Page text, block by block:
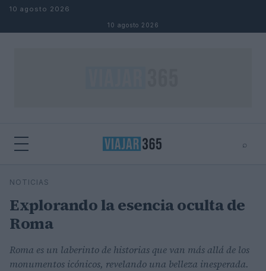
Saltar al contenido
10 agosto 2026
10 agosto 2026
⌕
Buscar
NOTICIAS
Explorando la esencia oculta de
Roma
Roma es un laberinto de historias que van más allá de los
monumentos icónicos, revelando una belleza inesperada.